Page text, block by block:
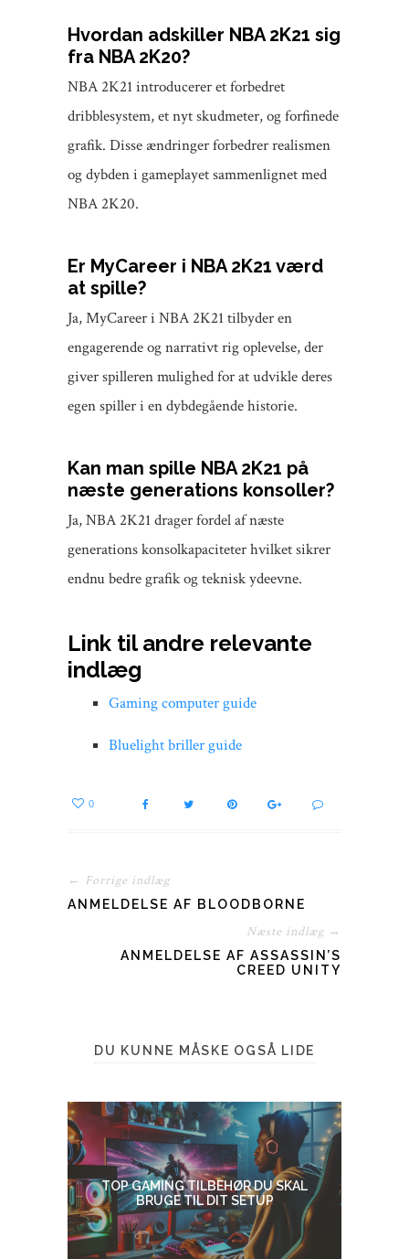
Hvordan adskiller NBA 2K21 sig
fra NBA 2K20?
NBA 2K21 introducerer et forbedret
dribblesystem, et nyt skudmeter, og forfinede
grafik. Disse ændringer forbedrer realismen
og dybden i gameplayet sammenlignet med
NBA 2K20.
Er MyCareer i NBA 2K21 værd
at spille?
Ja, MyCareer i NBA 2K21 tilbyder en
engagerende og narrativt rig oplevelse, der
giver spilleren mulighed for at udvikle deres
egen spiller i en dybdegående historie.
Kan man spille NBA 2K21 på
næste generations konsoller?
Ja, NBA 2K21 drager fordel af næste
generations konsolkapaciteter hvilket sikrer
endnu bedre grafik og teknisk ydeevne.
Link til andre relevante
indlæg
Gaming computer guide
Bluelight briller guide
0
← Forrige indlæg
ANMELDELSE AF BLOODBORNE
Næste indlæg →
ANMELDELSE AF ASSASSIN’S
CREED UNITY
DU KUNNE MÅSKE OGSÅ LIDE
TOP GAMING TILBEHØR DU SKAL
BRUGE TIL DIT SETUP